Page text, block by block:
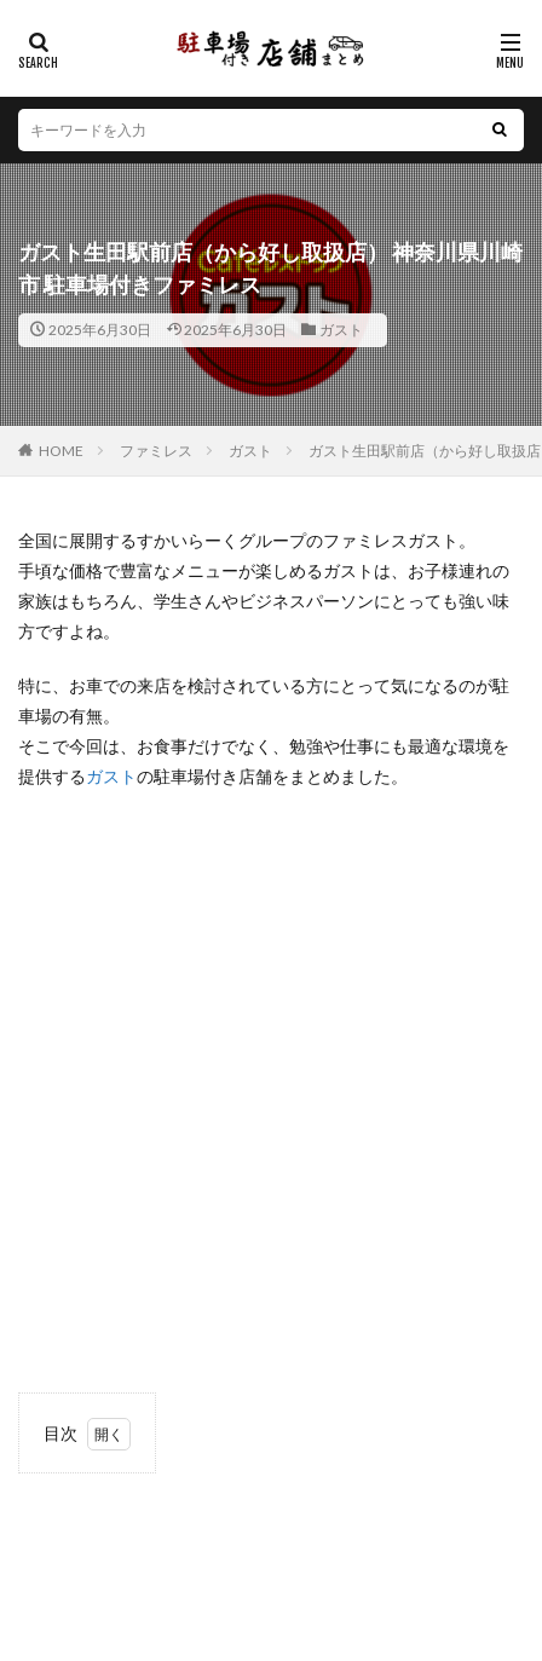
ガスト生田駅前店（から好し取扱店） 神奈川県川崎
市 駐車場付きファミレス
2025年6月30日 2025年6月30日 ガスト
HOME ファミレス ガスト ガスト生田駅前店（から好し取扱
全国に展開するすかいらーくグループのファミレスガスト。
手頃な価格で豊富なメニューが楽しめるガストは、お子様連れの
家族はもちろん、学生さんやビジネスパーソンにとっても強い味
方ですよね。
特に、お車での来店を検討されている方にとって気になるのが駐
車場の有無。
そこで今回は、お食事だけでなく、勉強や仕事にも最適な環境を
提供するガストの駐車場付き店舗をまとめました。
目次
カテゴリー
エリア
北海道 青森県 岩手県 宮城県
秋田県
山形県
福島県 茨城県 栃木県
群馬県
埼玉県
千葉県 東京都 神奈川県
新潟県
山梨県
長野県 富山県 石川県
福井県
岐阜県
静岡県 愛知県 三重県
滋賀県
京都府
大阪府 兵庫県 奈良県
和歌山県
鳥取県
島根県 岡山県 広島県
山口県
徳島県
香川県 愛媛県 高知県
福岡県
佐賀県
長崎県 熊本県 大分県
宮崎県
検索